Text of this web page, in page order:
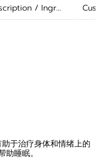
Description / Ingredients
于治疗身体和情绪上的
睡眠。